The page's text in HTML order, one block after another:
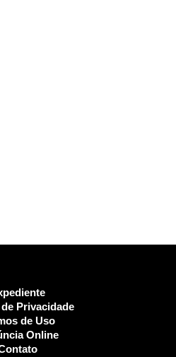
Privacidade
de Uso
Online